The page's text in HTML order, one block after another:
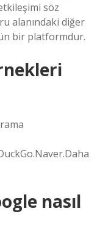
söz
alanındaki diğer
bir platformdur.
nasıl